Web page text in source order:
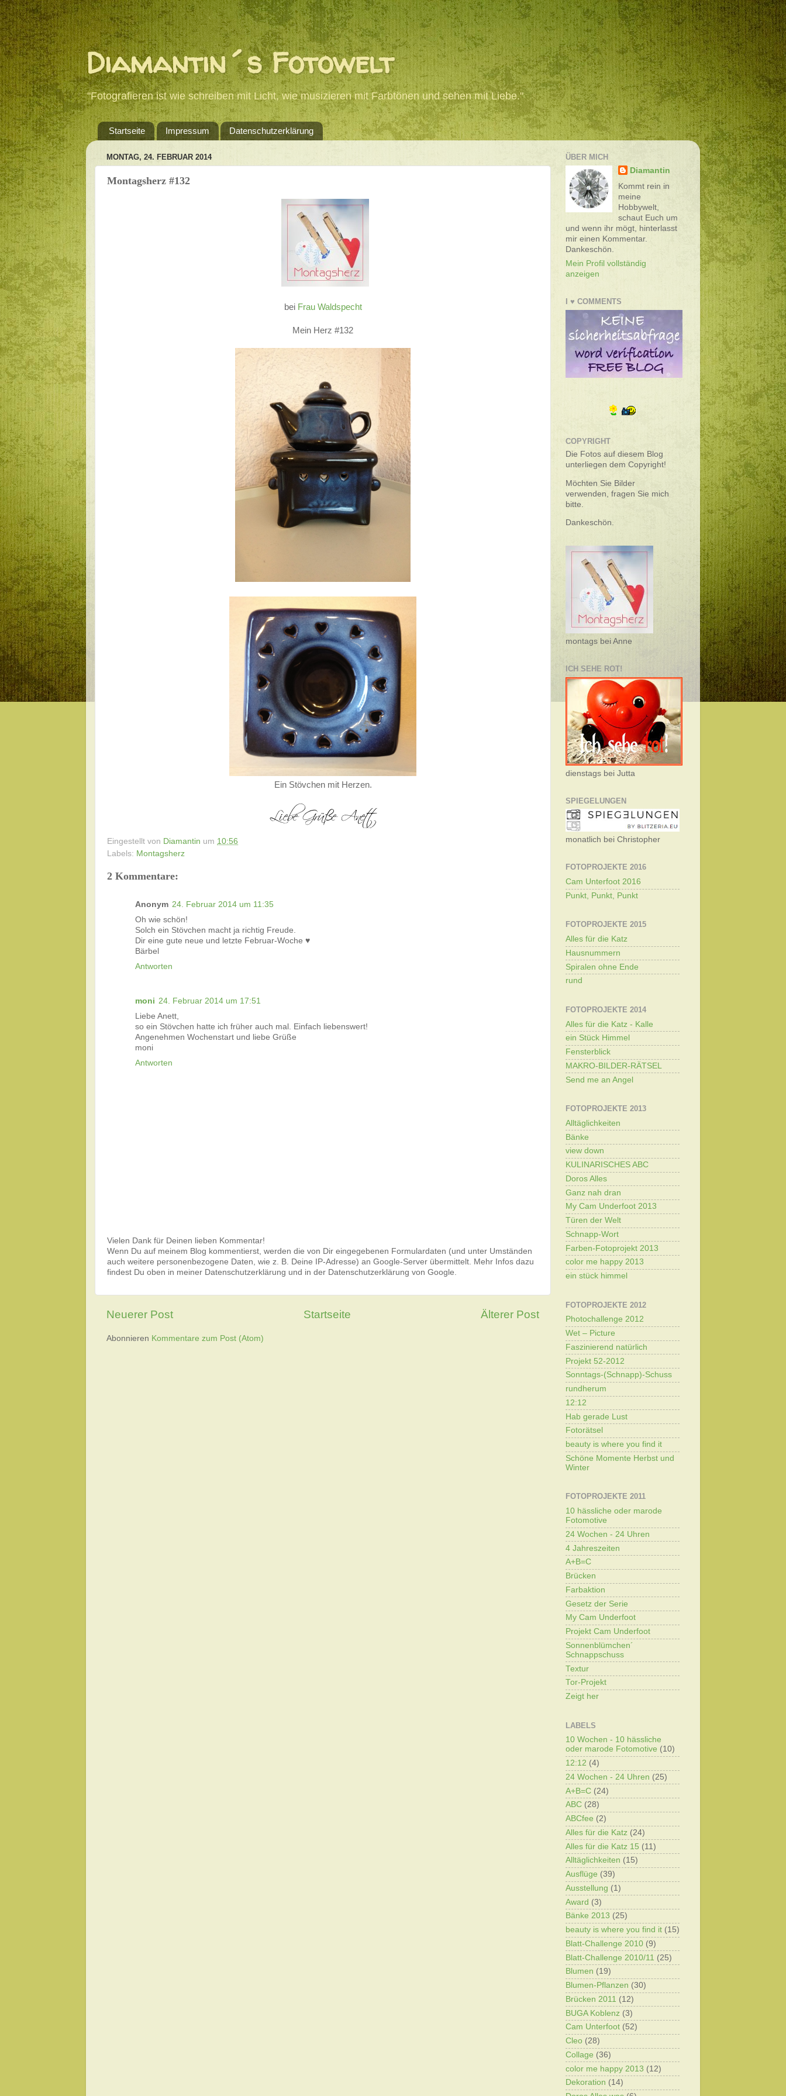
Diamantin´s Fotowelt
"Fotografieren ist wie schreiben mit Licht, wie musizieren mit Farbtönen und sehen mit Liebe."
Startseite Impressum Datenschutzerklärung
MONTAG, 24. FEBRUAR 2014
Montagsherz #132
bei Frau Waldspecht
Mein Herz #132
Ein Stövchen mit Herzen.
Eingestellt von Diamantin um 10:56
Labels: Montagsherz
2 Kommentare:
Anonym 24. Februar 2014 um 11:35
Oh wie schön!
Solch ein Stövchen macht ja richtig Freude.
Dir eine gute neue und letzte Februar-Woche ♥
Bärbel
Antworten
moni 24. Februar 2014 um 17:51
Liebe Anett,
so ein Stövchen hatte ich früher auch mal. Einfach liebenswert!
Angenehmen Wochenstart und liebe Grüße
moni
Antworten
Vielen Dank für Deinen lieben Kommentar!
Wenn Du auf meinem Blog kommentierst, werden die von Dir eingegebenen Formulardaten (und unter Umständen
auch weitere personenbezogene Daten, wie z. B. Deine IP-Adresse) an Google-Server übermittelt. Mehr Infos dazu
findest Du oben in meiner Datenschutzerklärung und in der Datenschutzerklärung von Google.
Neuerer Post Älterer Post
Startseite
Abonnieren Kommentare zum Post (Atom)
ÜBER MICH
Diamantin
Kommt rein in
meine
Hobbywelt,
schaut Euch um
und wenn ihr mögt, hinterlasst
mir einen Kommentar.
Dankeschön.
Mein Profil vollständig
anzeigen
I ♥ COMMENTS
COPYRIGHT
Die Fotos auf diesem Blog
unterliegen dem Copyright!
Möchten Sie Bilder
verwenden, fragen Sie mich
bitte.
Dankeschön.
montags bei Anne
ICH SEHE ROT!
dienstags bei Jutta
SPIEGELUNGEN
monatlich bei Christopher
FOTOPROJEKTE 2016
Cam Unterfoot 2016
Punkt, Punkt, Punkt
FOTOPROJEKTE 2015
Alles für die Katz
Hausnummern
Spiralen ohne Ende
rund
FOTOPROJEKTE 2014
Alles für die Katz - Kalle
ein Stück Himmel
Fensterblick
MAKRO-BILDER-RÄTSEL
Send me an Angel
FOTOPROJEKTE 2013
Alltäglichkeiten
Bänke
view down
KULINARISCHES ABC
Doros Alles
Ganz nah dran
My Cam Underfoot 2013
Türen der Welt
Schnapp-Wort
Farben-Fotoprojekt 2013
color me happy 2013
ein stück himmel
FOTOPROJEKTE 2012
Photochallenge 2012
Wet – Picture
Faszinierend natürlich
Projekt 52-2012
Sonntags-(Schnapp)-Schuss
rundherum
12:12
Hab gerade Lust
Fotorätsel
beauty is where you find it
Schöne Momente Herbst und
Winter
FOTOPROJEKTE 2011
10 hässliche oder marode
Fotomotive
24 Wochen - 24 Uhren
4 Jahreszeiten
A+B=C
Brücken
Farbaktion
Gesetz der Serie
My Cam Underfoot
Projekt Cam Underfoot
Sonnenblümchen´
Schnappschuss
Textur
Tor-Projekt
Zeigt her
LABELS
10 Wochen - 10 hässliche
oder marode Fotomotive (10)
12:12 (4)
24 Wochen - 24 Uhren (25)
A+B=C (24)
ABC (28)
ABCfee (2)
Alles für die Katz (24)
Alles für die Katz 15 (11)
Alltäglichkeiten (15)
Ausflüge (39)
Ausstellung (1)
Award (3)
Bänke 2013 (25)
beauty is where you find it (15)
Blatt-Challenge 2010 (9)
Blatt-Challenge 2010/11 (25)
Blumen (19)
Blumen-Pflanzen (30)
Brücken 2011 (12)
BUGA Koblenz (3)
Cam Unterfoot (52)
Cleo (28)
Collage (36)
color me happy 2013 (12)
Dekoration (14)